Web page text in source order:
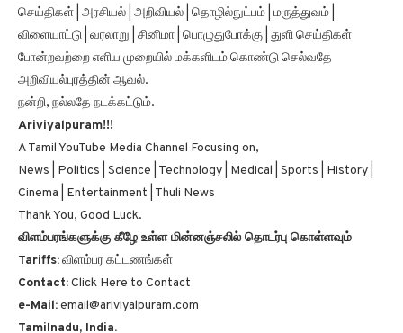
செய்திகள் | அரசியல் | அறிவியல் | தொழில்நுட்பம் | மருத்துவம் |
விளையாட்டு | வரலாறு | சினிமா | பொழுதுபோக்கு | துளி செய்திகள்
போன்றவற்றை எளிய முறையில் மக்களிடம் கொண்டு செல்வதே
அறிவியல்புரத்தின் ஆவல்.
நன்றி, நல்லதே நடக்கட்டும்.
Ariviyalpuram!!!
A Tamil YouTube Media Channel Focusing on,
News | Politics | Science | Technology | Medical | Sports | History |
Cinema | Entertainment | Thuli News
Thank You, Good Luck.
விளம்பரங்களுக்கு கீழே உள்ள மின்னஞ்சலில் தொடர்பு கொள்ளவும்
Tariffs:விளம்பர கட்டணங்கள்
Contact:Click Here to Contact
e-Mail: email@ariviyalpuram.com
Tamilnadu, India.